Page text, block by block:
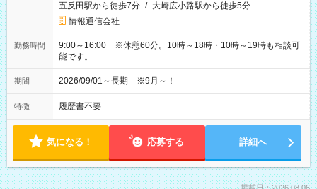
五反田駅から徒歩7分 / 大崎広小路駅から徒歩5分
情報通信会社
勤務時間
9:00～16:00 ※休憩60分。10時～18時・10時～19時も相談可
能です。
期間 2026/09/01～長期 ※9月～！
特徴 履歴書不要
気になる！ 応募する 詳細へ